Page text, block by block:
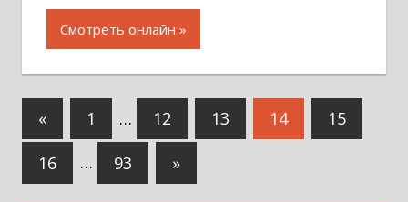
Смотреть онлайн
Навигация
по
записям
«Предыдущие
записи
1 … 12 13 14 15
16 … 93
Следующие
записи
»